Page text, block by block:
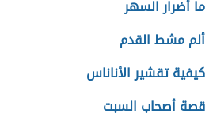
ما أضرار السهر
ألم مشط القدم
كيفية تقشير الأناناس
قصة أصحاب السبت